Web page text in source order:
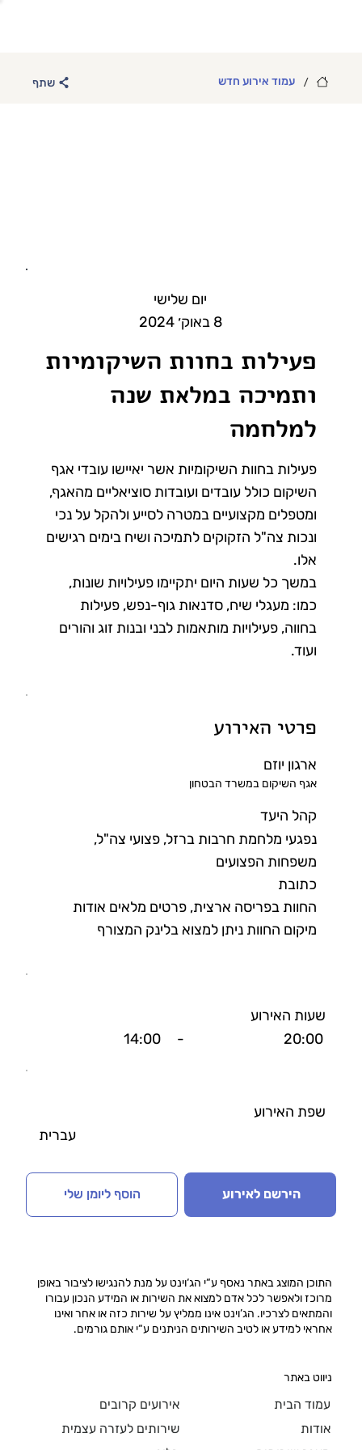
/ עמוד אירוע חדש שתף
יום שלישי
8 באוק׳ 2024
פעילות בחוות השיקומיות
ותמיכה במלאת שנה
למלחמה
פעילות בחוות השיקומיות אשר יאיישו עובדי אגף
השיקום כולל עובדים ועובדות סוציאליים מהאגף,
ומטפלים מקצועיים במטרה לסייע ולהקל על נכי
ונכות צה"ל הזקוקים לתמיכה ושיח בימים רגישים
אלו.
במשך כל שעות היום יתקיימו פעילויות שונות,
כמו: מעגלי שיח, סדנאות גוף-נפש, פעילות
בחווה, פעילויות מותאמות לבני ובנות זוג והורים
ועוד.
פרטי האירוע
ארגון יוזם
אגף השיקום במשרד הבטחון
קהל היעד
נפגעי מלחמת חרבות ברזל, פצועי צה"ל,
משפחות הפצועים
כתובת
החוות בפריסה ארצית, פרטים מלאים אודות
מיקום החוות ניתן למצוא בלינק המצורף
שעות האירוע
20:00
-
14:00
שפת האירוע
עברית
הירשם לאירוע הוסף ליומן שלי
התוכן המוצג באתר נאסף ע“י הג‘וינט על מנת להנגישו לציבור באופן
מרוכז ולאפשר לכל אדם למצוא את השירות או המידע הנכון עבורו
והמתאים לצרכיו. הג’וינט אינו ממליץ על שירות כזה או אחר ואינו
אחראי למידע או לטיב השירותים הניתנים ע“י אותם גורמים.
ניווט באתר
עמוד הבית
אודות
אירועים קרובים
שירותים לעזרה עצמית